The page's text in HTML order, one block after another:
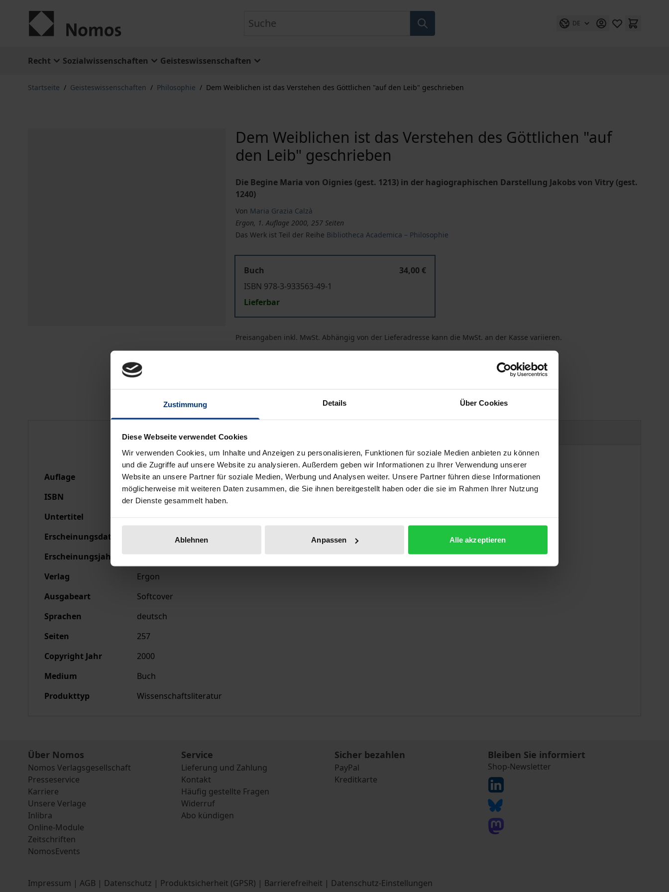
Zustimmung Details Über Cookies
Diese Webseite verwendet Cookies
Wir verwenden Cookies, um Inhalte und Anzeigen zu personalisieren, Funktionen für soziale Medien anbieten zu können
und die Zugriffe auf unsere Website zu analysieren. Außerdem geben wir Informationen zu Ihrer Verwendung unserer
Website an unsere Partner für soziale Medien, Werbung und Analysen weiter. Unsere Partner führen diese Informationen
möglicherweise mit weiteren Daten zusammen, die Sie ihnen bereitgestellt haben oder die sie im Rahmen Ihrer Nutzung
der Dienste gesammelt haben.
Ablehnen Anpassen Alle akzeptieren
DE
Recht Sozialwissenschaften Geisteswissenschaften
Startseite / Geisteswissenschaften / Philosophie / Dem Weiblichen ist das Verstehen des Göttlichen "auf den Leib" geschrieben
Dem Weiblichen ist das Verstehen des Göttlichen "auf
den Leib" geschrieben
Die Begine Maria von Oignies (gest. 1213) in der hagiographischen Darstellung Jakobs von Vitry (gest.
1240)
Von Maria Grazia Calzà
Ergon, 1. Auflage 2000, 257 Seiten
Das Werk ist Teil der Reihe Bibliotheca Academica – Philosophie
Buch
34,00 €
ISBN 978-3-933563-49-1
Lieferbar
Preisangaben inkl. MwSt. Abhängig von der Lieferadresse kann die MwSt. an der Kasse variieren.
Bibliografische Angaben
Auflage
1
ISBN
978-3-933563-49-1
Untertitel
Erscheinungsdatum
01.04.2000
Erscheinungsjahr
2000
Verlag
Ergon
Ausgabeart
Softcover
Sprachen
deutsch
Seiten
257
Copyright Jahr
2000
Medium
Buch
Produkttyp
Wissenschaftsliteratur
Über Nomos
Nomos Verlagsgesellschaft
Presseservice
Karriere
Unsere Verlage
Inlibra
Online-Module
Zeitschriften
NomosEvents
Service
Lieferung und Zahlung
Kontakt
Häufig gestellte Fragen
Widerruf
Abo kündigen
Sicher bezahlen
PayPal
Kreditkarte
Bleiben Sie informiert
Shop-Newsletter
Impressum | AGB | Datenschutz | Produktsicherheit (GPSR) | Barrierefreiheit | Datenschutz-Einstellungen